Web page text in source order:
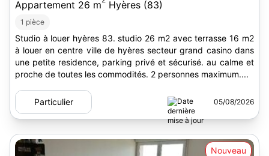
Appartement 26 m Hyères (83)
1 pièce
Studio à louer hyères 83. studio 26 m2 avec terrasse 16 m2
à louer en centre ville de hyères secteur grand casino dans
une petite residence, parking privé et sécurisé. au calme et
proche de toutes les commodités. 2 personnes maximum....
Particulier 05/08/2026
Nouveau